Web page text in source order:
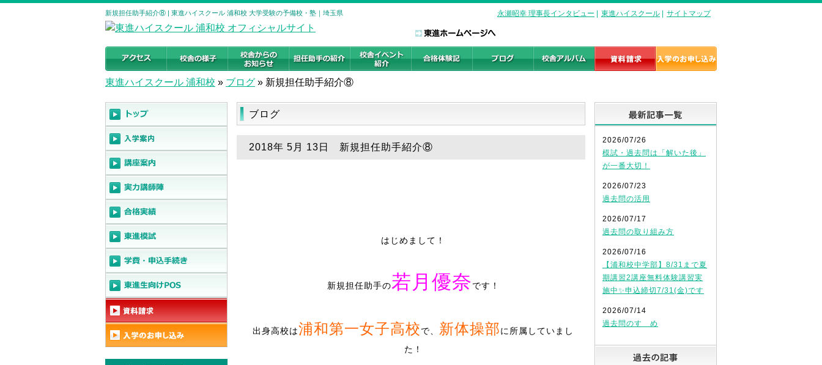
新規担任助手紹介⑧ | 東進ハイスクール 浦和校 大学受験の予備校・塾｜埼玉県 永瀬昭幸 理事長インタビュー 東進ハイスクール サイトマップ
東進ハイスクール 浦和校 » ブログ » 新規担任助手紹介⑧
ブログ
2018年 5月 13日 新規担任助手紹介⑧
はじめまして！
新規担任助手の若月優奈です！
出身高校は浦和第一女子高校で、 新体操部に所属していまし
た！
2026/07/26
模試・過去問は「解いた後」
が一番大切！
2026/07/23
過去問の活用
2026/07/17
過去問の取り組み方
2026/07/16
【浦和校中学部】8/31まで夏
期講習2講座無料体験講習実
施中✨申込締切7/31(金)です
2026/07/14
過去問のすゝめ